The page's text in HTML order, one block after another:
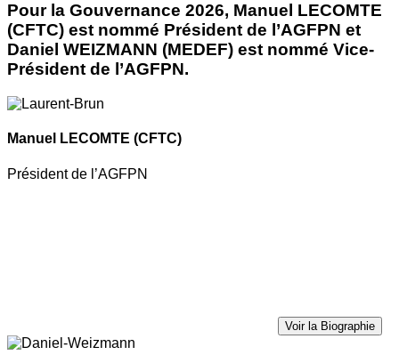
Pour la Gouvernance 2026, Manuel LECOMTE
(CFTC) est nommé Président de l’AGFPN et
Daniel WEIZMANN (MEDEF) est nommé Vice-
Président de l’AGFPN.
Manuel LECOMTE (CFTC)
Président de l’AGFPN
Voir la Biographie